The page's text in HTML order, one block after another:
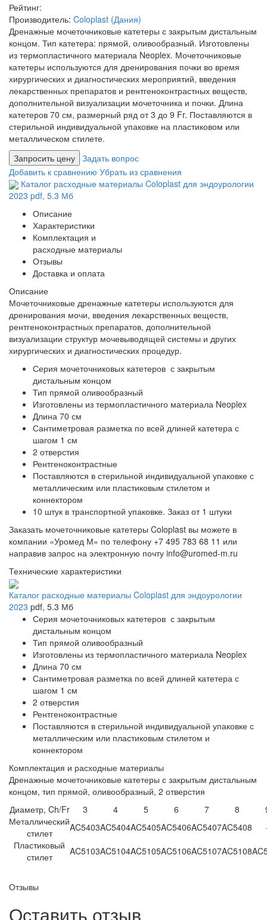
Рейтинг:
Производитель: Coloplast (Дания)
Дренажные мочеточниковые катетеры с закрытым дистальным
концом. Тип катетера: прямой, оливообразный. Изготовлены
из термопластичного материала Neoplex. Мочеточниковые
катетеры используются для дренирования почки во время
хирургических и диагностических мероприятий, введения
лекарственных препаратов и рентгеноконтрастных веществ,
дополнительной визуализации мочеточника и почки. Длина
катетеров 70 см, размерный ряд от 3 до 9 Fr. Поставляются в
стерильной индивидуальной упаковке на пластиковом или
металлическом стилете.
Запросить цену Задать вопрос
Добавить к сравнению Убрать из сравнения
Каталог расходные материалы Coloplast для эндоурологии
2023 pdf, 5.3 Мб
Описание
Характеристики
Комплектация и
расходные материалы
Отзывы
Доставка и оплата
Описание
Мочеточниковые дренажные катетеры используются для
дренирования мочи, введения лекарственных веществ,
рентгеноконтрастных препаратов, дополнительной
визуализации структур мочевыводящей системы и других
хирургических и диагностических процедур.
Серия мочеточниковых катетеров с закрытым
дистальным концом
Тип прямой оливообразный
Изготовлены из термопластичного материала Neoplex
Длина 70 см
Сантиметровая разметка по всей длиней катетера с
шагом 1 см
2 отверстия
Рентгеноконтрастные
Поставляются в стерильной индивидуальной упаковке с
металлическим или пластиковым стилетом и
коннектором
10 штук в транспортной упаковке. Заказ от 1 штуки
Заказать мочеточниковые катетеры Coloplast вы можете в
компании «Уромед М» по телефону +7 495 783 68 11 или
направив запрос на электронную почту info@uromed-m.ru
Технические характеристики
Каталог расходные материалы Coloplast для эндоурологии
2023 pdf, 5.3 Мб
Серия мочеточниковых катетеров с закрытым
дистальным концом
Тип прямой оливообразный
Изготовлены из термопластичного материала Neoplex
Длина 70 см
Сантиметровая разметка по всей длиней катетера с
шагом 1 см
2 отверстия
Рентгеноконтрастные
Поставляются в стерильной индивидуальной упаковке с
металлическим или пластиковым стилетом и
коннектором
Комплектация и расходные материалы
Дренажные мочеточниковые катетеры с закрытым дистальным
концом, тип прямой, оливообразный, 2 отверстия
Диаметр, Ch/Fr
3 4 5 6 7 8
Металлический
стилет
AC5403AC5404AC5405AC5406AC5407AC5408
Пластиковый
стилет
AC5103AC5104AC5105AC5106AC5107AC5108
Отзывы
Оставить отзыв